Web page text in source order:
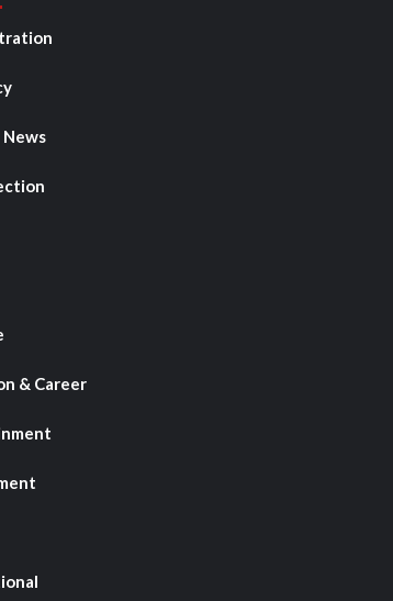
& Career